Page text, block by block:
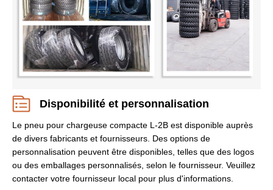
Disponibilité et personnalisation
Le pneu pour chargeuse compacte L-2B est disponible auprès
de divers fabricants et fournisseurs. Des options de
personnalisation peuvent être disponibles, telles que des logos
ou des emballages personnalisés, selon le fournisseur. Veuillez
contacter votre fournisseur local pour plus d'informations.